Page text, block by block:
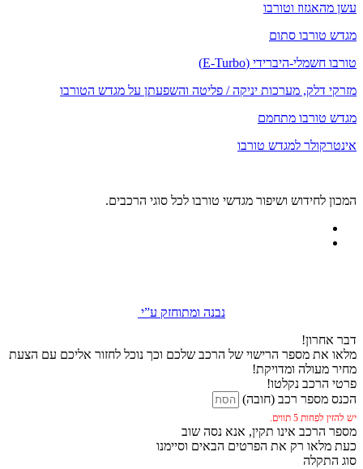
עשן מהאגזוז וטורבו
מגדש טורבו סתום
טורבו חשמלי-היברידי (E-Turbo)
מזרקי דלק, מערכות יניקה / פליטה והשפעתן על מגדש הטורבו
מגדש טורבו מתחמם
אינטרקולר למגדש טורבו
המכון לחידוש ושיפור מגדשי טורבו לכל סוגי הרכבים.
נבנה ומתוחזק ע”י
דבר אחרון!
מלאו את מספר הרישוי של הרכב שלכם וכך נוכל לחזור אליכם עם הצעת
מחיר מעולה ומדויקת!
פרטי הרכב נקלטו!
הכנס מספר רכב (חובה)
יש להזין לפחות 5 תווים.
מספר הרכב אינו תקין, אנא נסה שוב
כעת מלאו רק את הפרטים הבאים וסיימנו
סוג התקלה